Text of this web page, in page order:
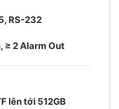
RS-232
≥ 2 Alarm Out
lên tới 512GB